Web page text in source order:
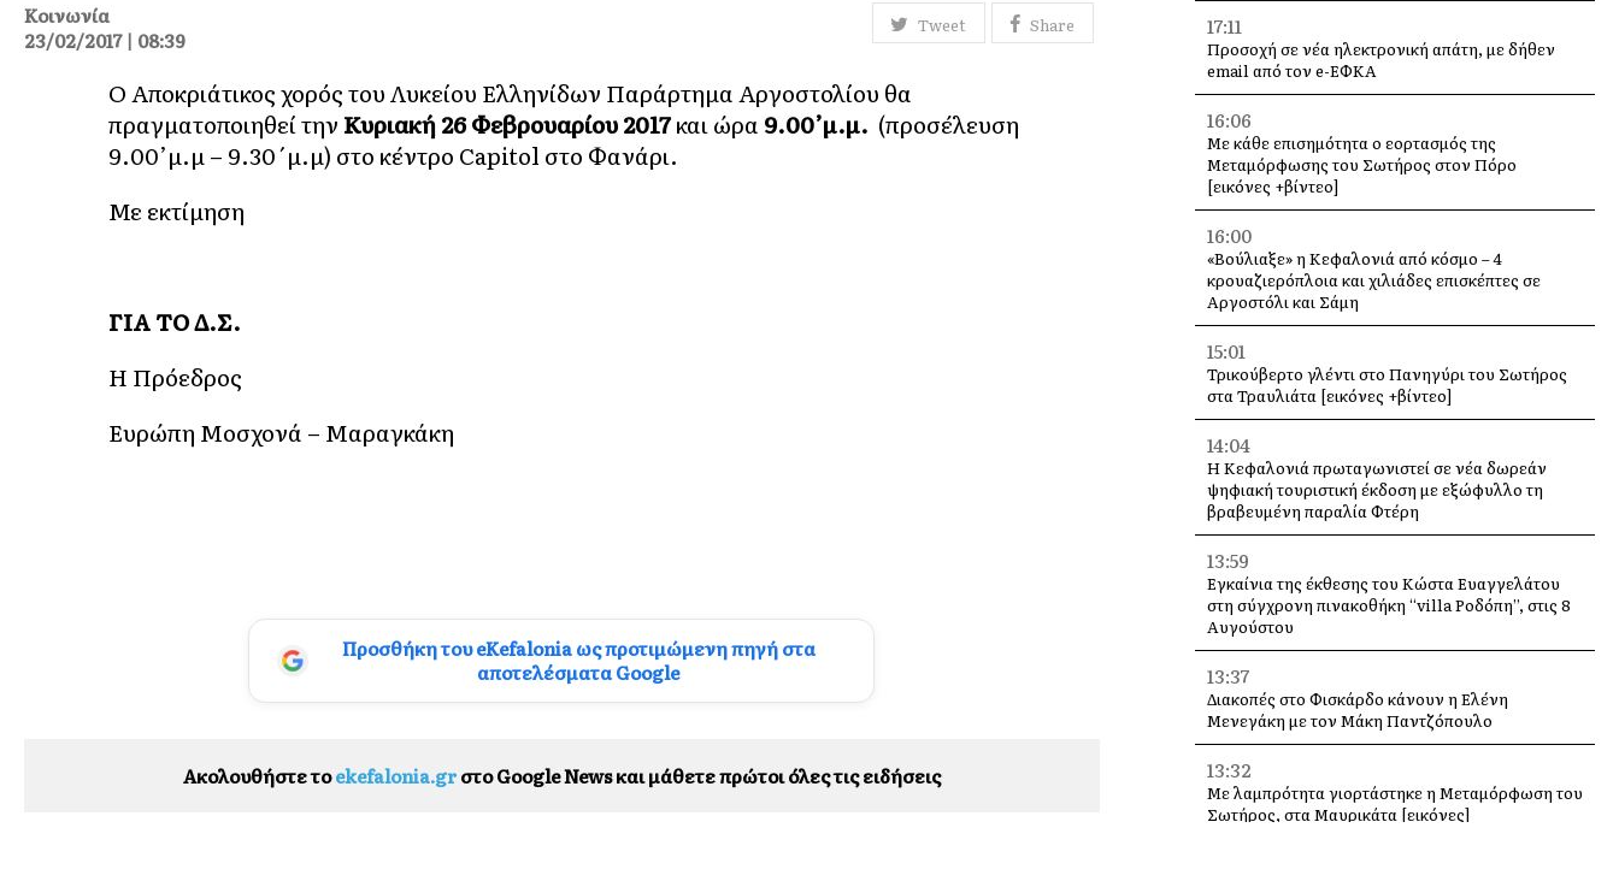
Tweet Share
Κοινωνία
23/02/2017 | 08:39
Ο Αποκριάτικος χορός του Λυκείου Ελληνίδων Παράρτημα Αργοστολίου θα
πραγματοποιηθεί την Κυριακή 26 Φεβρουαρίου 2017και ώρα 9.00’μ.μ. (προσέλευση
9.00’μ.μ – 9.30΄μ.μ) στο κέντρο Capitol στο Φανάρι.
Με εκτίμηση
ΓΙΑ ΤΟ Δ.Σ.
Η Πρόεδρος
Ευρώπη Μοσχονά – Μαραγκάκη
Προσθήκη του eKefalonia ως προτιμώμενη πηγή στα
αποτελέσματα Google
Ακολουθήστε τοekefalonia.grστο Google News και μάθετε πρώτοι όλες τις ειδήσεις
17:11
Προσοχή σε νέα ηλεκτρονική απάτη, με δήθεν
email από τον e-ΕΦΚΑ
16:06
Με κάθε επισημότητα ο εορτασμός της
Μεταμόρφωσης του Σωτήρος στον Πόρο
[εικόνες +βίντεο]
16:00
«Βούλιαξε» η Κεφαλονιά από κόσμο – 4
κρουαζιερόπλοια και χιλιάδες επισκέπτες σε
Αργοστόλι και Σάμη
15:01
Τρικούβερτο γλέντι στο Πανηγύρι του Σωτήρος
στα Τραυλιάτα [εικόνες +βίντεο]
14:04
Η Κεφαλονιά πρωταγωνιστεί σε νέα δωρεάν
ψηφιακή τουριστική έκδοση με εξώφυλλο τη
βραβευμένη παραλία Φτέρη
13:59
Εγκαίνια της έκθεσης του Κώστα Ευαγγελάτου
στη σύγχρονη πινακοθήκη “villa Ροδόπη”, στις 8
Αυγούστου
13:37
Διακοπές στο Φισκάρδο κάνουν η Ελένη
Μενεγάκη με τον Μάκη Παντζόπουλο
13:32
Με λαμπρότητα γιορτάστηκε η Μεταμόρφωση του
Σωτήρος, στα Μαυρικάτα [εικόνες]